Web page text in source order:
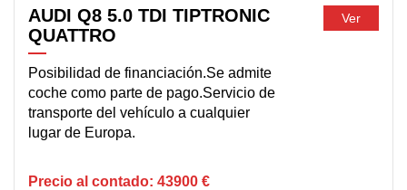
AUDI Q8 5.0 TDI TIPTRONIC
QUATTRO
Posibilidad de financiación.Se admite
coche como parte de pago.Servicio de
transporte del vehículo a cualquier
lugar de Europa.
43900 €
Ver